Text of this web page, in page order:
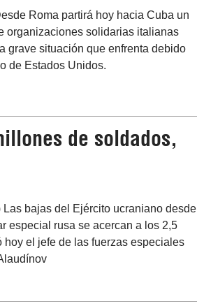
Roma partirá hoy hacia Cuba un
organizaciones solidarias italianas
grave situación que enfrenta debido
de Estados Unidos.
de soldados,
bajas del Ejército ucraniano desde
especial rusa se acercan a los 2,5
el jefe de las fuerzas especiales